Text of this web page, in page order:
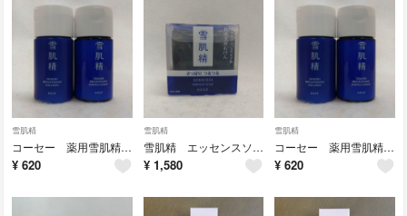
雪肌精
コーセー 薬用雪肌精ブライトニングエッセンスローション&エマルジョン ミニ
¥ 620
雪肌精
雪肌精 エッセンスソープ 120g
¥ 1,580
雪肌精
コーセー 薬用雪肌精ブライトニングエッセンスローション&エマルジョン ミニ
¥ 620